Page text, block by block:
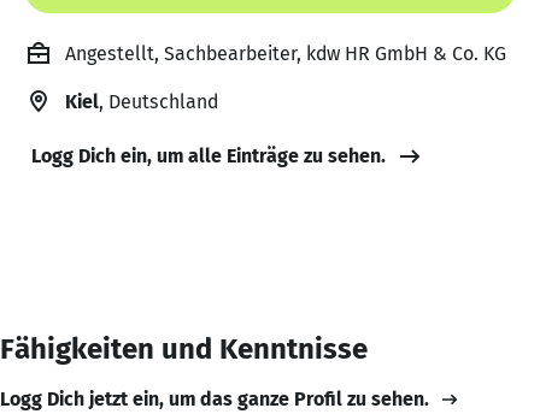
Angestellt, Sachbearbeiter, kdw HR GmbH & Co. KG
Kiel, Deutschland
Logg Dich ein, um alle Einträge zu sehen.
Fähigkeiten und Kenntnisse
Logg Dich jetzt ein, um das ganze Profil zu sehen.